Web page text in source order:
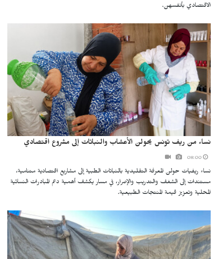
الاقتصادي بأنفسهن.
نساء من ريف تونس يحولن الأعشاب والنباتات إلى مشروع اقتصادي
نساء ريفيات حولن المعرفة التقليدية بالنباتات الطبية إلى مشاريع اقتصادية متنامية،
مستندات إلى الشغف والتدريب والإصرار، في مسار يكشف أهمية دعم المبادرات النسائية
المحلية وتعزيز قيمة المنتجات الطبيعية.